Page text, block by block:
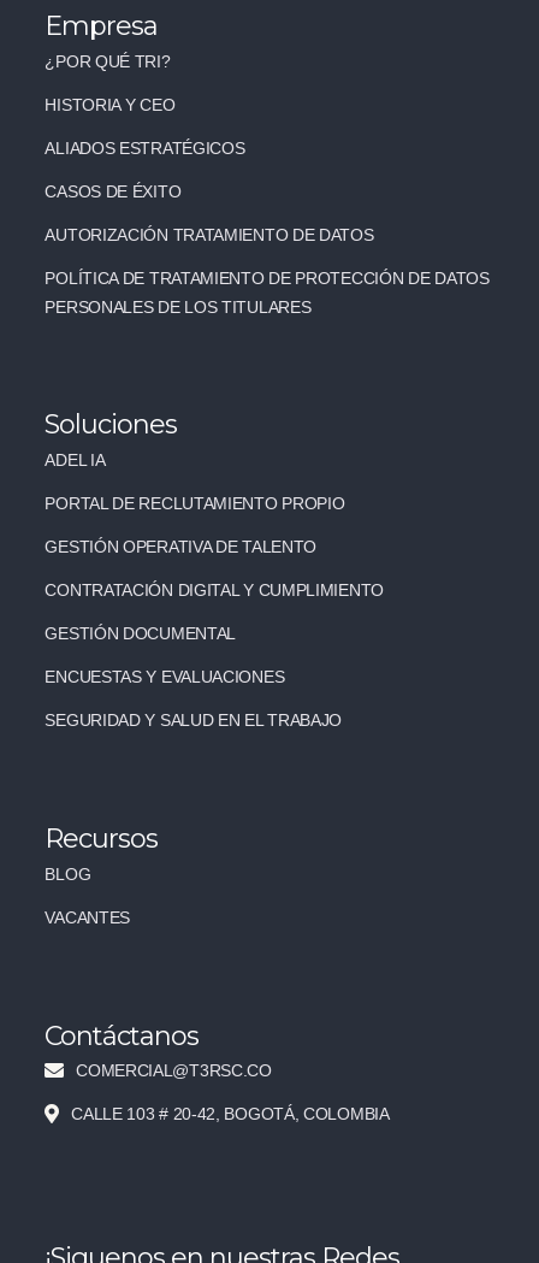
Empresa
¿POR QUÉ TRI?
HISTORIA Y CEO
ALIADOS ESTRATÉGICOS
CASOS DE ÉXITO
AUTORIZACIÓN TRATAMIENTO DE DATOS
POLÍTICA DE TRATAMIENTO DE PROTECCIÓN DE DATOS
PERSONALES DE LOS TITULARES
Soluciones
ADEL IA
PORTAL DE RECLUTAMIENTO PROPIO
GESTIÓN OPERATIVA DE TALENTO
CONTRATACIÓN DIGITAL Y CUMPLIMIENTO
GESTIÓN DOCUMENTAL
ENCUESTAS Y EVALUACIONES
SEGURIDAD Y SALUD EN EL TRABAJO
Recursos
BLOG
VACANTES
Contáctanos
COMERCIAL@T3RSC.CO
CALLE 103 # 20-42, BOGOTÁ, COLOMBIA